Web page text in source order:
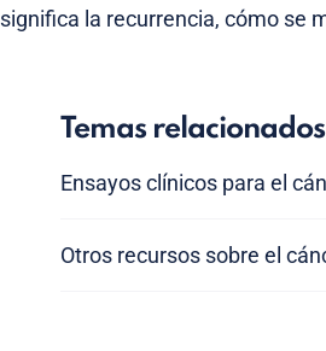
significa la recurrencia, cómo se
Temas
Ensayos clínicos para el
Otros recursos sobre el